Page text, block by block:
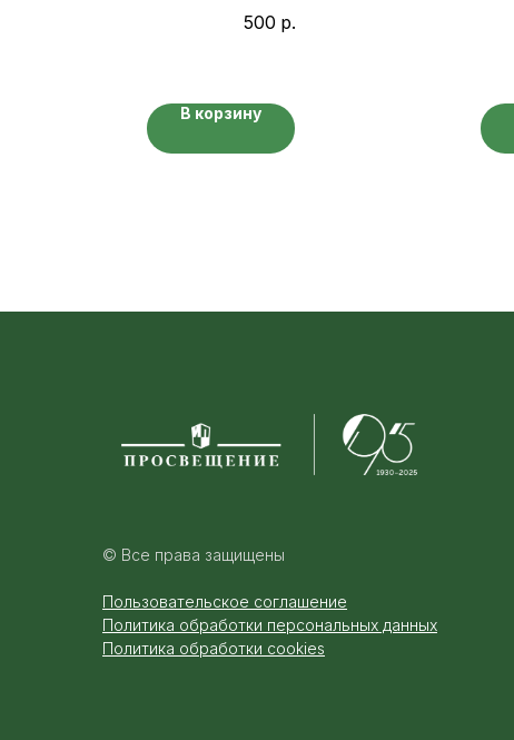
500 р.
В корзину
© Все права защищены
Пользовательское соглашение
Политика обработки персональных данных
Политика обработки cookies